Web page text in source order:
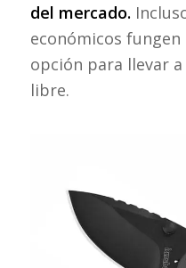
del mercado.
económicos
opción para llevar
libre.